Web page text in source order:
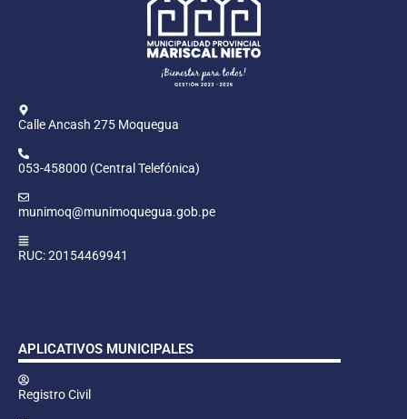
Calle Ancash 275 Moquegua
053-458000 (Central Telefónica)
munimoq@munimoquegua.gob.pe
RUC: 20154469941
APLICATIVOS MUNICIPALES
Registro Civil